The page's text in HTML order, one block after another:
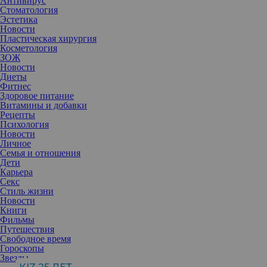
Стоматология
Эстетика
Новости
Пластическая хирургия
Косметология
ЗОЖ
Новости
Диеты
Фитнес
Здоровое питание
Витамины и добавки
Рецепты
Психология
Новости
Личное
Семья и отношения
Дети
Карьера
Секс
Стиль жизни
Новости
Книги
Фильмы
Путешествия
Свободное время
Гороскопы
Звезды
Так хочется продлить лето! Поэтому путешествия в начале
осени, в так называемый бархатный сезон, так популярны.
Туристов уже меньше, цены ниже, а море все такое же теплое.
Куда отправиться за сентябрьским отпуском?